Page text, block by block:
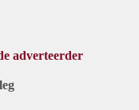
adverteerder